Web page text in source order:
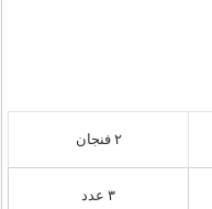
۲ فنجان
۳ عدد